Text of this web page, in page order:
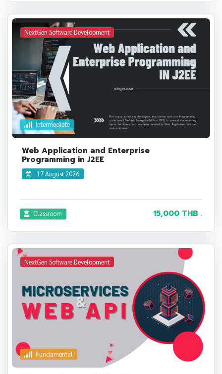
NextGen Software Development
Intermediate
Web Application and Enterprise
Programming in J2EE
17 August 2026
Classroom 15,000 THB .
NextGen Software Development
Fundamental